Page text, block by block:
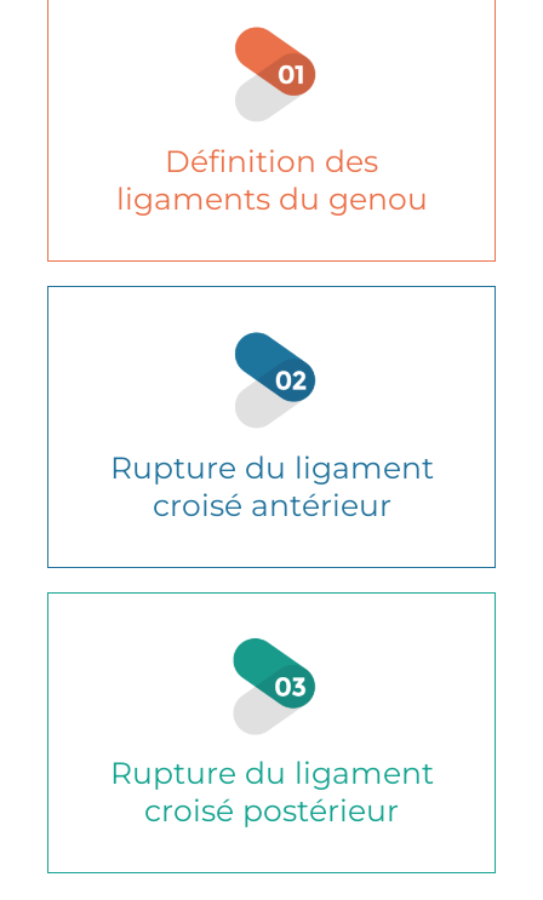
Définition des
ligaments du genou
Rupture du ligament
croisé antérieur
Rupture du ligament
croisé postérieur